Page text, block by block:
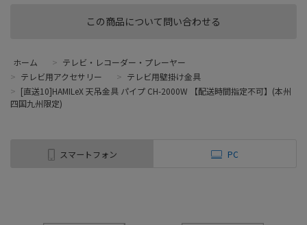
この商品について問い合わせる
ホーム > テレビ・レコーダー・プレーヤー
> テレビ用アクセサリー > テレビ用壁掛け金具
> [直送10]HAMILeX 天吊金具 パイプ CH-2000W 【配送時間指定不可】(本州
四国九州限定)
スマートフォン PC